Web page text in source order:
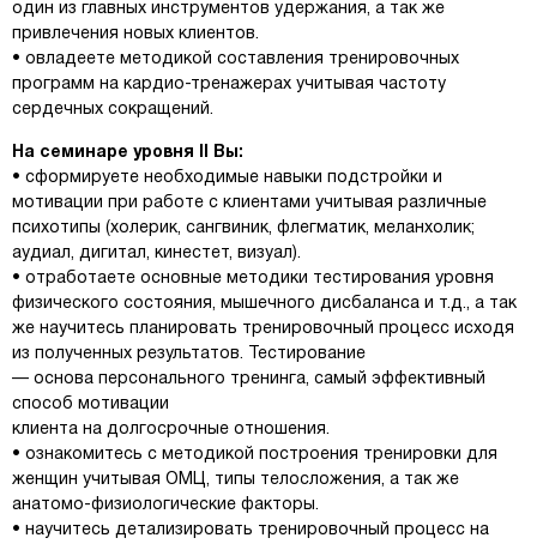
один из главных инструментов удержания, а так же
привлечения новых клиентов.
• овладеете методикой составления тренировочных
программ на кардио-тренажерах учитывая частоту
сердечных сокращений.
На семинаре уровня II Вы:
• сформируете необходимые навыки подстройки и
мотивации при работе с клиентами учитывая различные
психотипы (холерик, сангвиник, флегматик, меланхолик;
аудиал, дигитал, кинестет, визуал).
• отработаете основные методики тестирования уровня
физического состояния, мышечного дисбаланса и т.д., а так
же научитесь планировать тренировочный процесс исходя
из полученных результатов. Тестирование
— основа персонального тренинга, самый эффективный
способ мотивации
клиента на долгосрочные отношения.
• ознакомитесь с методикой построения тренировки для
женщин учитывая ОМЦ, типы телосложения, а так же
анатомо-физиологические факторы.
• научитесь детализировать тренировочный процесс на